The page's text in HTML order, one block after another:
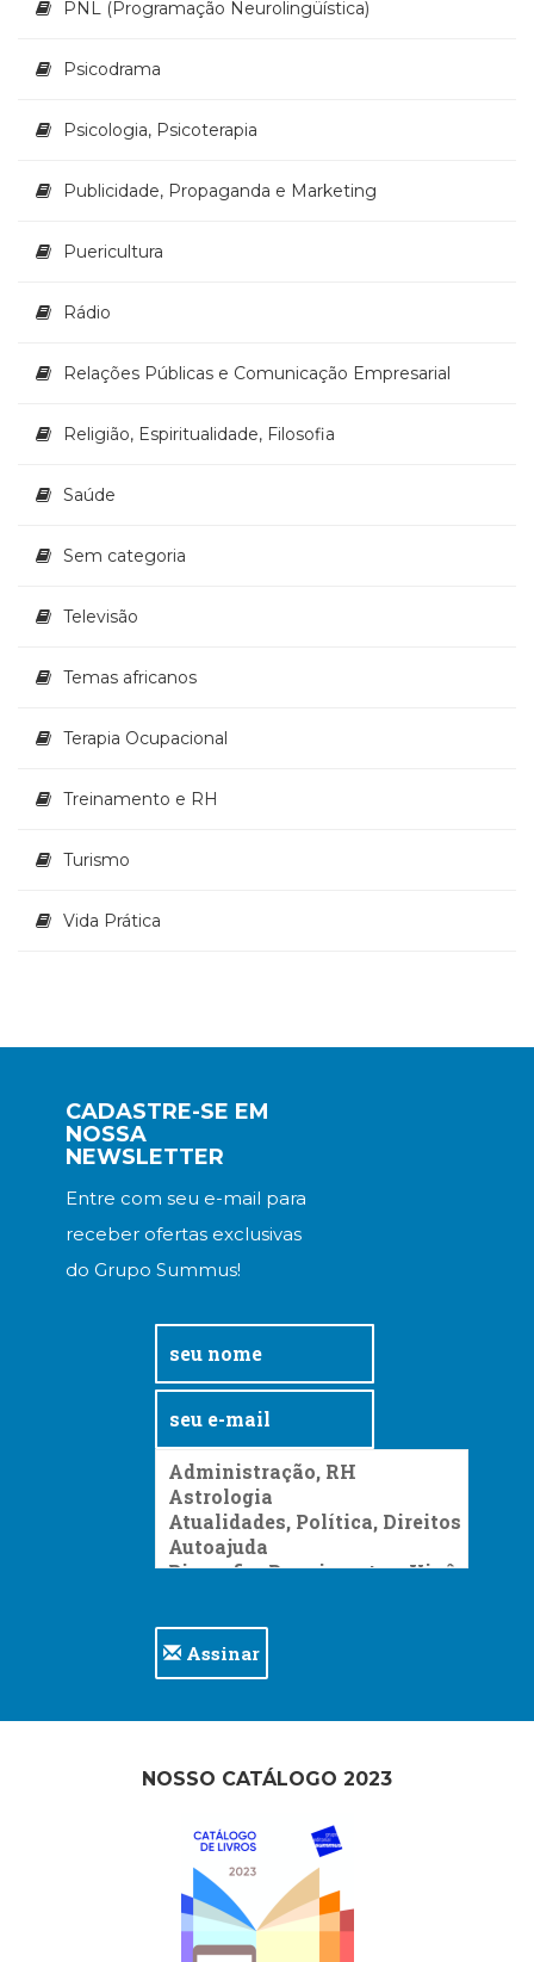
PNL (Programação Neurolingüística)
Psicodrama
Psicologia, Psicoterapia
Publicidade, Propaganda e Marketing
Puericultura
Rádio
Relações Públicas e Comunicação Empresarial
Religião, Espiritualidade, Filosofia
Saúde
Sem categoria
Televisão
Temas africanos
Terapia Ocupacional
Treinamento e RH
Turismo
Vida Prática
CADASTRE-SE EM
NOSSA
NEWSLETTER
Entre com seu e-mail para
receber ofertas exclusivas
do Grupo Summus!
Assinar
NOSSO CATÁLOGO 2023